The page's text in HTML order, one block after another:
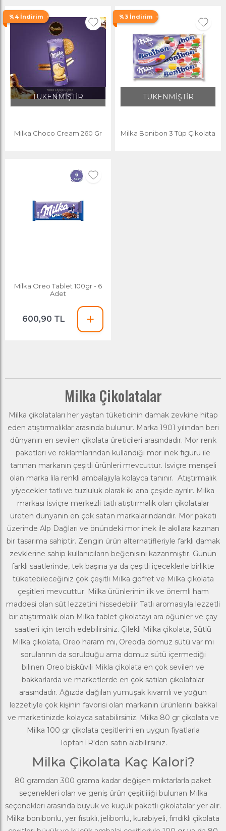
%4 İndirim
TÜKENMİŞTİR
Milka Choco Cream 260 Gr
%3 İndirim
TÜKENMİŞTİR
Milka Bonibon 3 Tüp Çikolata
Milka Oreo Tablet 100gr - 6
Adet
600,90 TL
Milka Çikolatalar
Milka çikolataları her yaştan tüketicinin damak zevkine hitap
eden atıştırmalıklar arasında bulunur. Marka 1901 yılından beri
dünyanın en sevilen çikolata üreticileri arasındadır. Mor renk
paketleri ve reklamlarından kullandığı mor inek figürü ile
tanınan markanın çeşitli ürünleri mevcuttur. İsviçre menşeli
olan marka lila renkli ambalajıyla kolayca tanınır. Atıştırmalık
yiyecekler tatlı ve tuzluluk olarak iki ana çeşide ayrılır. Milka
markası İsviçre merkezli tatlı atıştırmalık olan çikolatalar
üreten dünyanın en çok satan markalarındandır. Mor paketi
üzerinde Alp Dağları ve önündeki mor inek ile akıllara kazınan
bir tasarıma sahiptir. Zengin ürün alternatifleriyle farklı damak
zevklerine sahip kullanıcıların beğenisini kazanmıştır. Günün
farklı saatlerinde, tek başına ya da çeşitli içeceklerle birlikte
tüketebileceğiniz çok çeşitli Milka gofret ve Milka çikolata
çeşitleri mevcuttur. Milka ürünlerinin ilk ve önemli ham
maddesi olan süt lezzetini hissedebilir Tatlı aromasıyla lezzetli
bir atıştırmalık olan Milka tablet çikolatayı ara öğünler ve çay
saatleri için tercih edebilirsiniz. Çilekli Milka çikolata, Sütlü
Milka çikolata, Oreo haram mı, Oreoda domuz sütü var mı
sorularının da sorulduğu ama domuz sütü içermediği
bilinen Oreo bisküvili Mikla çikolata en çok sevilen ve
bakkarlarda ve marketlerde en çok satılan çikolatalar
arasındadır. Ağızda dağılan yumuşak kıvamlı ve yoğun
lezzetiyle çok kişinin favorisi olan markanın ürünlerini bakkal
ve marketinizde kolayca satabilirsiniz. Milka 80 gr çikolata ve
Milka 100 gr çikolata çeşitlerini en uygun fiyatlarla
ToptanTR'den satın alabilirsiniz.
Milka Çikolata Kaç Kalori?
80 gramdan 300 grama kadar değişen miktarlarla paket
seçenekleri olan ve geniş ürün çeşitliliği bulunan Milka
seçenekleri arasında büyük ve küçük paketli çikolatalar yer alır.
Milka bonibonlu, yer fıstıklı, jelibonlu, kurabiyeli, fındıklı çikolata